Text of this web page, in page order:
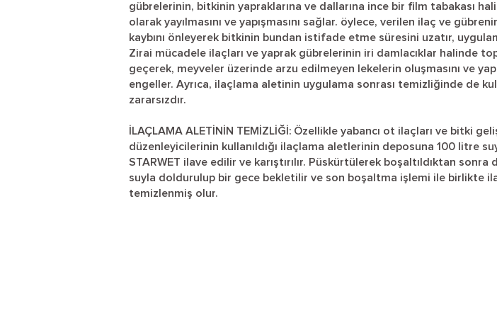
gübrelerinin, bitkinin yapraklarına ve dallarına ince bir film tabakası
olarak yayılmasını ve yapışmasını sağlar. öylece, verilen ilaç ve
kaybını önleyerek bitkinin bundan istifade etme süresini uzatır,
Zirai mücadele ilaçları ve yaprak gübrelerinin iri damlacıklar halinde
geçerek, meyveler üzerinde arzu edilmeyen lekelerin oluşmasını ve
engeller. Ayrıca, ilaçlama aletinin uygulama sonrası temizliğinde de
zararsızdır.
İLAÇLAMA ALETİNİN TEMİZLİĞİ: Özellikle yabancı ot ilaçları ve bitki
düzenleyicilerinin kullanıldığı ilaçlama aletlerinin deposuna 100 litre
STARWET ilave edilir ve karıştırılır. Püskürtülerek boşaltıldıktan
suyla doldurulup bir gece bekletilir ve son boşaltma işlemi ile birlikte
temizlenmiş olur.